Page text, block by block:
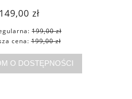
149,00 zł
199,00 zł
cena:199,00 zł
O DOSTĘPNOŚCI